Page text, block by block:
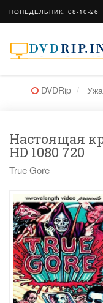
ПОНЕДЕЛЬНИК, 08-10-26
DVDRip
Настоящая
HD 1080 720
True Gore